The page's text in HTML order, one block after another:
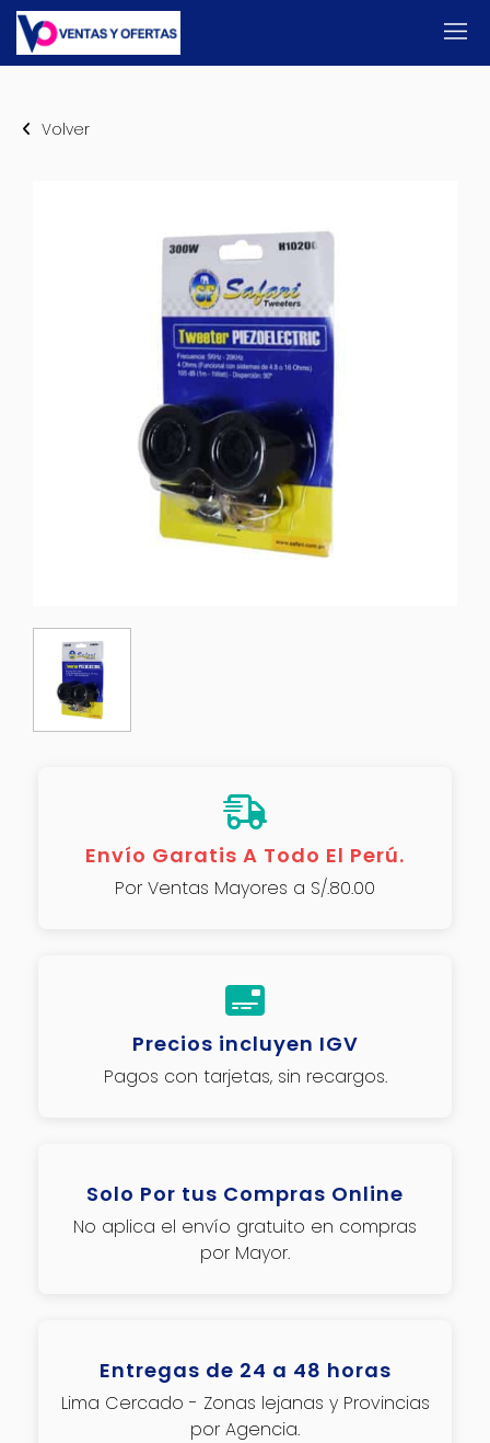
Volver
Envío Garatis A Todo El Perú.
Por Ventas Mayores a S/.80.00
Precios incluyen IGV
Pagos con tarjetas, sin recargos.
Solo Por tus Compras Online
No aplica el envío gratuito en compras
por Mayor.
Entregas de 24 a 48 horas
Lima Cercado - Zonas lejanas y Provincias
por Agencia.